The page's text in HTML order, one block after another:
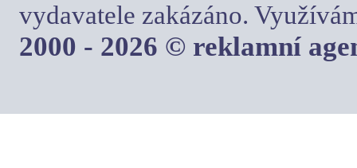
vydavatele zakázáno.
2000 - 2026 © reklamní